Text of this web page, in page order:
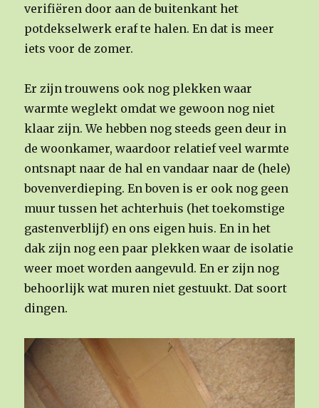
verifiëren door aan de buitenkant het
potdekselwerk eraf te halen. En dat is meer
iets voor de zomer.
Er zijn trouwens ook nog plekken waar
warmte weglekt omdat we gewoon nog niet
klaar zijn. We hebben nog steeds geen deur in
de woonkamer, waardoor relatief veel warmte
ontsnapt naar de hal en vandaar naar de (hele)
bovenverdieping. En boven is er ook nog geen
muur tussen het achterhuis (het toekomstige
gastenverblijf) en ons eigen huis. En in het
dak zijn nog een paar plekken waar de isolatie
weer moet worden aangevuld. En er zijn nog
behoorlijk wat muren niet gestuukt. Dat soort
dingen.